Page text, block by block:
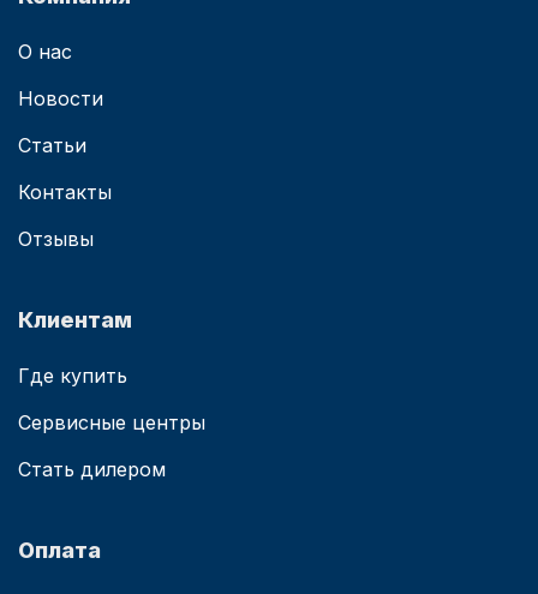
О нас
Новости
Статьи
Контакты
Отзывы
Клиентам
Где купить
Сервисные центры
Стать дилером
Оплата